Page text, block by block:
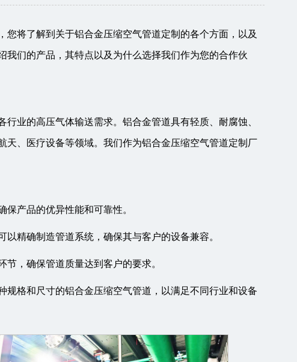
将了解到关于铝合金压缩空气管道定制的各个方面，以及
们的产品，其特点以及为什么选择我们作为您的合作伙
业的高压气体输送需求。铝合金管道具有轻质、耐腐蚀、
、医疗设备等领域。我们作为铝合金压缩空气管道定制厂
产品的优异性能和可靠性。
精确制造管道系统，确保其与客户的设备兼容。
，确保管道质量达到客户的要求。
规格和尺寸的铝合金压缩空气管道，以满足不同行业和设备